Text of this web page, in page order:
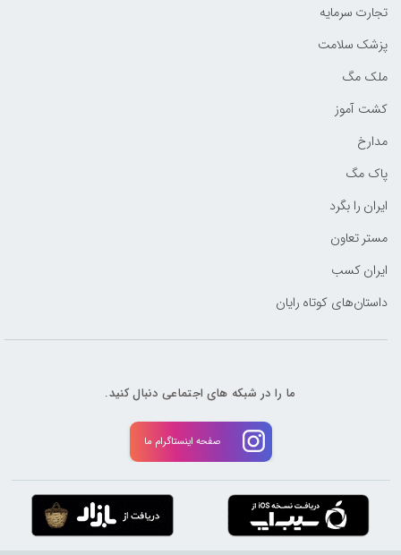
تجارت سرمایه
پزشک سلامت
ملک مگ
کشت آموز
مدارخ
پاک مگ
ایران را بگرد
مستر تعاون
ایران کسب
داستان‌های کوتاه رایان
ما را در شبکه های اجتماعی دنبال کنید.
صفحه اینستاگرام ما